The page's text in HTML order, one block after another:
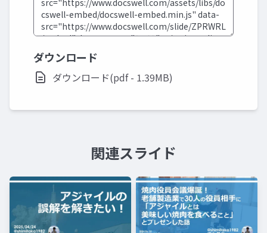
ダウンロード
ダウンロード(pdf - 1.39MB)
関連スライド